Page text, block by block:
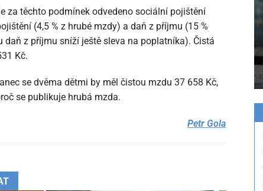
za těchto podmínek odvedeno sociální pojištění
(4,5 % z hrubé mzdy) a daň z příjmu (15 %
daň z příjmu sníží ještě sleva na poplatníka). Čistá
Kč.
se dvěma dětmi by měl čistou mzdu 37 658 Kč,
se publikuje hrubá mzda.
Petr Gola